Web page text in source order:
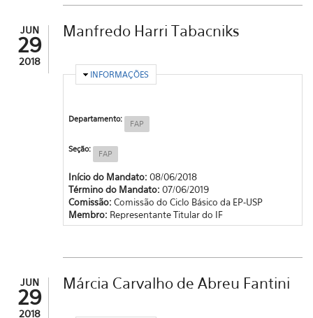
JUN
29
2018
Manfredo Harri Tabacniks
OCULTAR
INFORMAÇÕES
Departamento: FAP
Seção: FAP
Início do Mandato: 08/06/2018
Término do Mandato: 07/06/2019
Comissão: Comissão do Ciclo Básico da EP-USP
Membro: Representante Titular do IF
JUN
29
2018
Márcia Carvalho de Abreu Fantini